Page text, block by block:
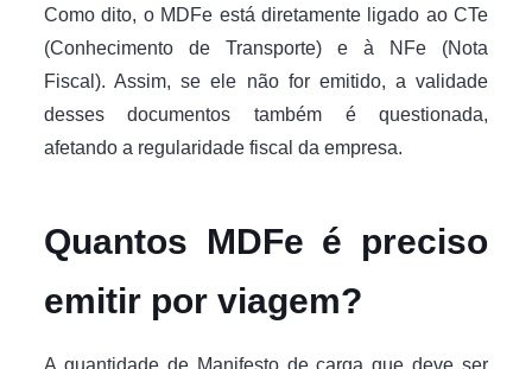
Como dito, o MDFe está diretamente ligado ao CTe
(Conhecimento de Transporte) e à NFe (Nota
Fiscal). Assim, se ele não for emitido, a validade
desses documentos também é questionada,
afetando a regularidade fiscal da empresa.
Quantos MDFe é preciso
emitir por viagem?
A quantidade de Manifesto de carga que deve ser